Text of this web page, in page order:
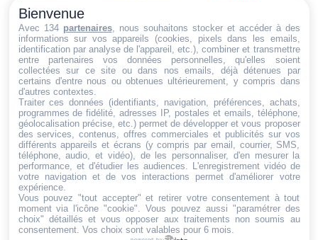
Trouvez ce qu'il vous faut,
au bon endroit
générales
de vente
Politique de
cookies
Politique de
confidentialité
Mentions
légales
Conditions de
retour et de
remboursement
Droit de
rétractation
Email:
dt@sasbms.fr
Bienvenue
Avec 134 partenaires, nous souhaitons stocker et accéder à des
informations sur vos appareils (cookies, pixels dans les emails,
identification par analyse de l'appareil, etc.), combiner et transmettre
entre partenaires vos données personnelles, qu'elles soient
collectées sur ce site ou dans nos emails, déjà détenues par
certains d'entre nous ou obtenues ultérieurement, y compris dans
d'autres contextes.
Traiter ces données (identifiants, navigation, préférences, achats,
programmes de fidélité, adresses IP, postales et emails, téléphone,
géolocalisation précise, etc.) permet de développer et vous proposer
des services, contenus, offres commerciales et publicités sur vos
différents appareils et écrans (y compris par email, courrier, SMS,
téléphone, audio, et vidéo), de les personnaliser, d'en mesurer la
performance, et d'étudier les audiences. L'enregistrement vidéo de
votre navigation et de vos interactions permet d'améliorer votre
expérience.
Vous pouvez "tout accepter" et retirer votre consentement à tout
moment via l'icône "cookie" . Vous pouvez aussi "paramétrer des
choix" détaillés et vous opposer aux traitements non soumis au
consentement. Vos choix sont valables pour 6 mois.